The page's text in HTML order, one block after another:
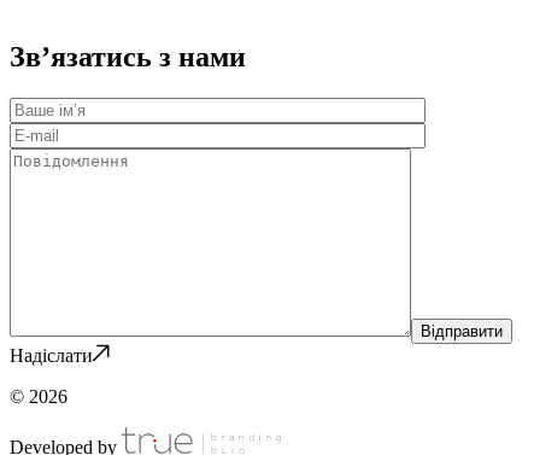
Зв’язатись з нами
Надіслати
© 2026
Developed by